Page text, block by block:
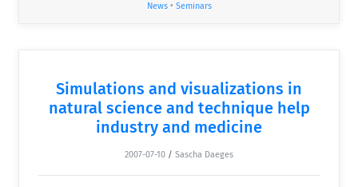
News• Seminars
Simulations and visualizations in
natural science and technique help
industry and medicine
2007-07-10 / Sascha Daeges